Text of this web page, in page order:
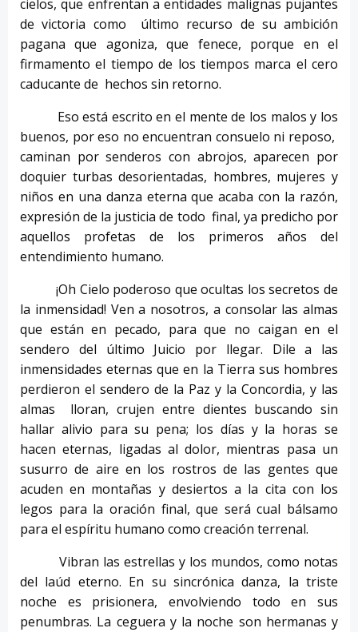
cielos, que enfrentan a entidades malignas pujantes
de victoria como último recurso de su ambición
pagana que agoniza, que fenece, porque en el
firmamento el tiempo de los tiempos marca el cero
caducante de hechos sin retorno.
Eso está escrito en el mente de los malos y los
buenos, por eso no encuentran consuelo ni reposo,
caminan por senderos con abrojos, aparecen por
doquier turbas desorientadas, hombres, mujeres y
niños en una danza eterna que acaba con la razón,
expresión de la justicia de todo final, ya predicho por
aquellos profetas de los primeros años del
entendimiento humano.
¡Oh Cielo poderoso que ocultas los secretos de
la inmensidad! Ven a nosotros, a consolar las almas
que están en pecado, para que no caigan en el
sendero del último Juicio por llegar. Dile a las
inmensidades eternas que en la Tierra sus hombres
perdieron el sendero de la Paz y la Concordia, y las
almas lloran, crujen entre dientes buscando sin
hallar alivio para su pena; los días y la horas se
hacen eternas, ligadas al dolor, mientras pasa un
susurro de aire en los rostros de las gentes que
acuden en montañas y desiertos a la cita con los
legos para la oración final, que será cual bálsamo
para el espíritu humano como creación terrenal.
Vibran las estrellas y los mundos, como notas
del laúd eterno. En su sincrónica danza, la triste
noche es prisionera, envolviendo todo en sus
penumbras. La ceguera y la noche son hermanas y